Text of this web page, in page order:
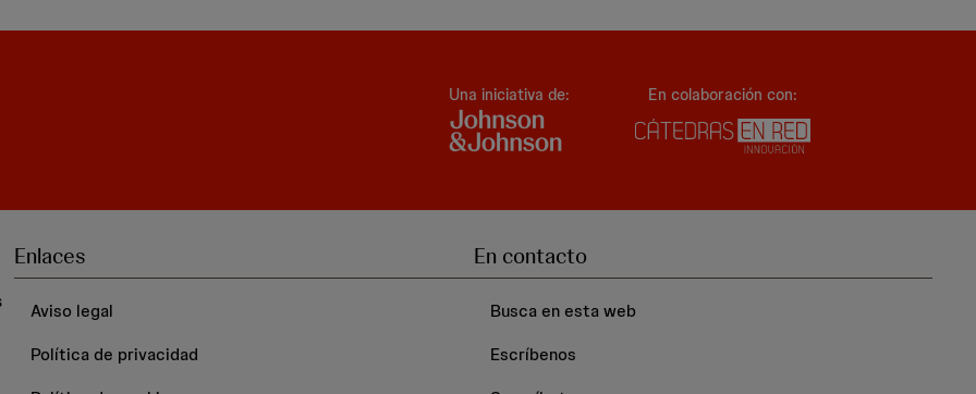
Una iniciativa de: En colaboración con:
Enlaces
Aviso legal
Política de privacidad
En contacto
Busca en esta web
Escríbenos